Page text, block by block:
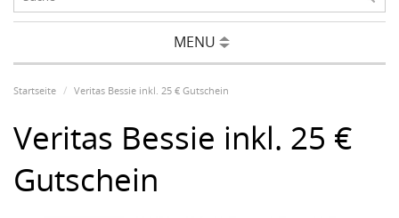
MENU
Startseite Veritas Bessie inkl. 25 € Gutschein
Veritas Bessie inkl. 25 €
Gutschein